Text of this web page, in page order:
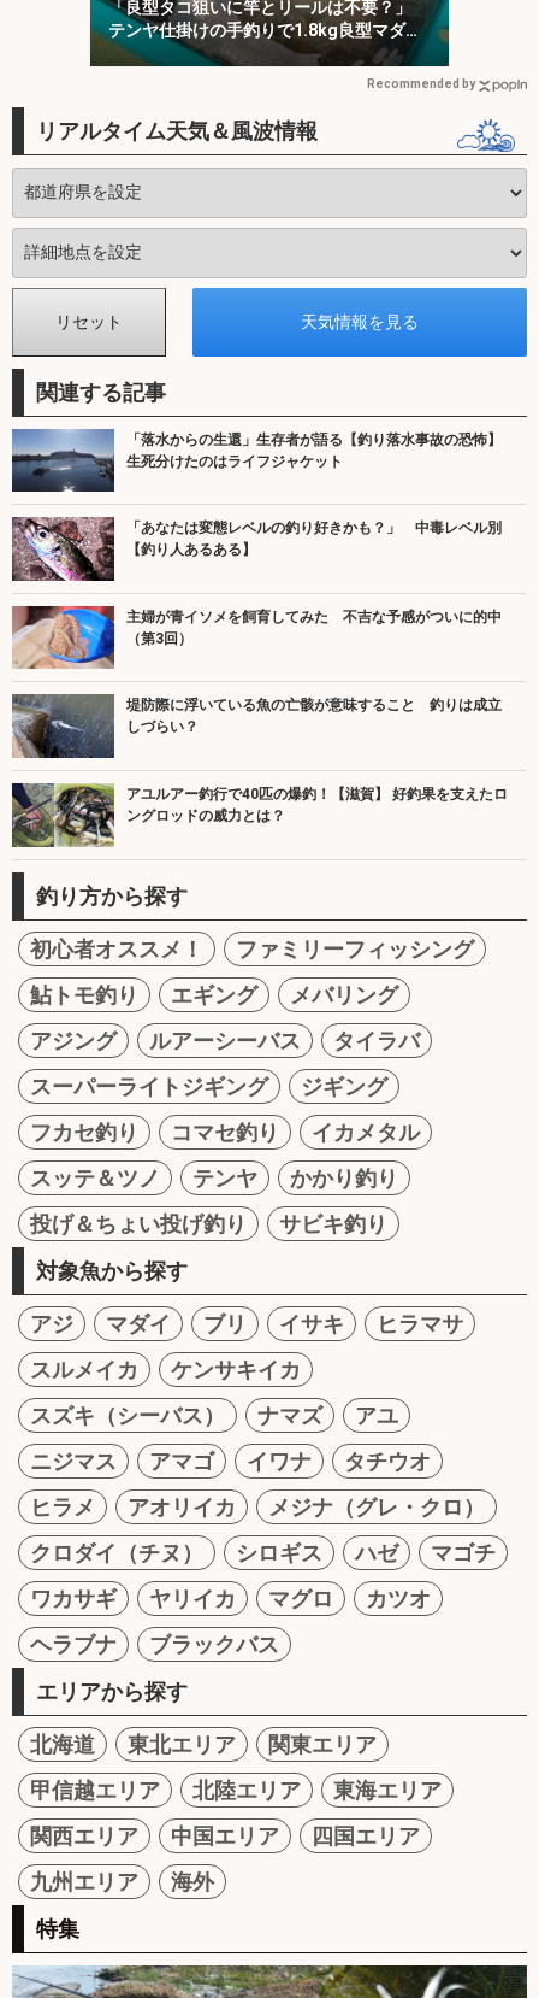
「良型タコ狙いに竿とリールは不要？」
テンヤ仕掛けの手釣りで1.8kg良型マダ
コ！【川崎丸・東京湾】
Recommended by
リアルタイム天気＆風波情報
関連する記事
「落水からの生還」生存者が語る【釣り落水事故の恐怖】
生死分けたのはライフジャケット
「あなたは変態レベルの釣り好きかも？」 中毒レベル別
【釣り人あるある】
主婦が青イソメを飼育してみた 不吉な予感がついに的中
（第3回）
堤防際に浮いている魚の亡骸が意味すること 釣りは成立
しづらい？
アユルアー釣行で40匹の爆釣！【滋賀】 好釣果を支えたロ
ングロッドの威力とは？
釣り方から探す
初心者オススメ！
ファミリーフィッシング
鮎トモ釣り
エギング
メバリング
アジング
ルアーシーバス
タイラバ
スーパーライトジギング
ジギング
フカセ釣り
コマセ釣り
イカメタル
スッテ＆ツノ
テンヤ
かかり釣り
投げ＆ちょい投げ釣り
サビキ釣り
対象魚から探す
アジ マダイ ブリ イサキ
ヒラマサ
スルメイカ
ケンサキイカ
スズキ（シーバス）
ナマズ
アユ
ニジマス
アマゴ イワナ
タチウオ
ヒラメ
アオリイカ
メジナ（グレ・クロ）
クロダイ（チヌ）
シロギス ハゼ
マゴチ
ワカサギ
ヤリイカ マグロ
カツオ
ヘラブナ
ブラックバス
エリアから探す
北海道 東北エリア
関東エリア
甲信越エリア
北陸エリア
東海エリア
関西エリア
中国エリア
四国エリア
九州エリア
海外
特集